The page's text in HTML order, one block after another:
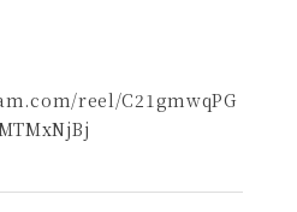
reel/C21gmwqPG